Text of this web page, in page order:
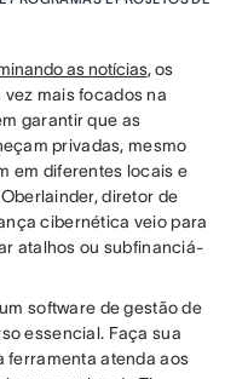
as notícias, os
mais focados na
garantir que as
privadas, mesmo
em diferentes locais e
diretor de
cibernética veio para
atalhos ou subfinanciá-
software de gestão de
essencial. Faça sua
ferramenta atenda aos